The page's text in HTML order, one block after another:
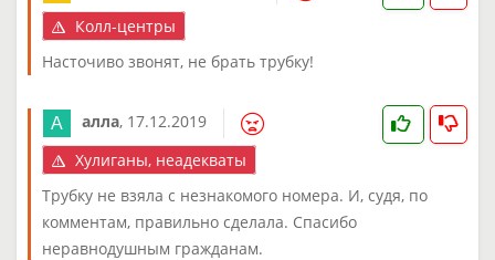
Колл-центры
Насточиво звонят, не брать трубку!
алла, 17.12.2019
Хулиганы, неадекваты
Трубку не взяла с незнакомого номера. И, судя, по
комментам, правильно сделала. Спасибо
неравнодушным гражданам.